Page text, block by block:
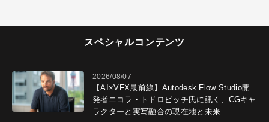
スペシャルコンテンツ
2026/08/07
【AI×VFX最前線】Autodesk Flow Studio開
発者ニコラ・トドロビッチ氏に訊く、CGキャ
ラクターと実写融合の現在地と未来